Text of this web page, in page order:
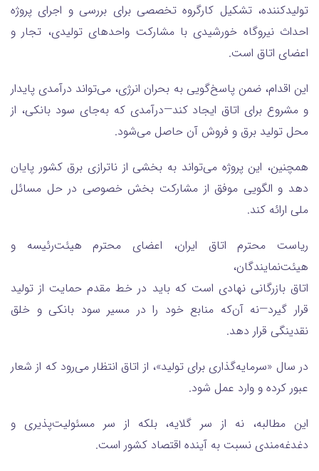
تولیدکننده، تشکیل کارگروه تخصصی برای بررسی و اجرای پروژه
احداث نیروگاه خورشیدی با مشارکت واحدهای تولیدی، تجار و
اعضای اتاق است.
این اقدام، ضمن پاسخ‌گویی به بحران انرژی، می‌تواند درآمدی پایدار
و مشروع برای اتاق ایجاد کند—درآمدی که به‌جای سود بانکی، از
محل تولید برق و فروش آن حاصل می‌شود.
همچنین، این پروژه می‌تواند به بخشی از ناترازی برق کشور پایان
دهد و الگویی موفق از مشارکت بخش خصوصی در حل مسائل
ملی ارائه کند.
ریاست محترم اتاق ایران، اعضای محترم هیئت‌رئیسه و
هیئت‌نمایندگان،
اتاق بازرگانی نهادی است که باید در خط مقدم حمایت از تولید
قرار گیرد—نه آن‌که منابع خود را در مسیر سود بانکی و خلق
نقدینگی قرار دهد.
در سال «سرمایه‌گذاری برای تولید»، از اتاق انتظار می‌رود که از شعار
عبور کرده و وارد عمل شود.
این مطالبه، نه از سر گلایه، بلکه از سر مسئولیت‌پذیری و
دغدغه‌مندی نسبت به آینده اقتصاد کشور است.